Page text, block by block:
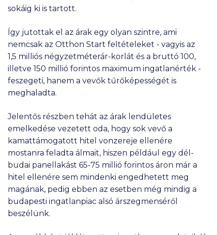
sokáig ki is tartott.
Így jutottak el az árak egy olyan szintre, ami
nemcsak az Otthon Start feltételeket - vagyis az
1,5 milliós négyzetméterár-korlát és a bruttó 100,
illetve 150 millió forintos maximum ingatlanérték -
feszegeti, hanem a vevők tűrőképességét is
meghaladta.
Jelentős részben tehát az árak lendületes
emelkedése vezetett oda, hogy sok vevő a
kamattámogatott hitel vonzereje ellenére
mostanra feladta álmait, hiszen például egy dél-
budai panellakást 65-75 millió forintos áron már a
hitel ellenére sem mindenki engedhetett meg
magának, pedig ebben az esetben még mindig a
budapesti ingatlanpiac alsó árszegmenséről
beszélünk.